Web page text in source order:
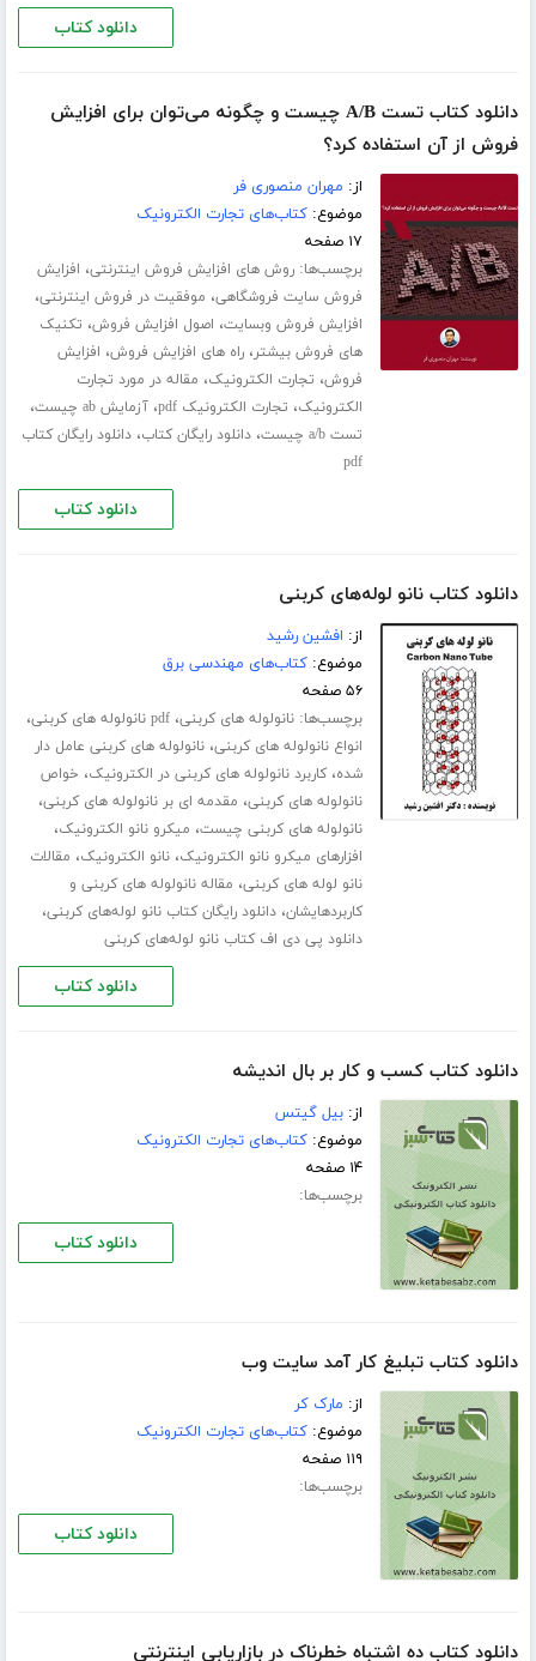
دانلود کتاب
دانلود کتاب تست A/B چیست و چگونه می‌توان برای افزایش
فروش از آن استفاده کرد؟
از: مهران منصوری فر
موضوع:کتاب‌های تجارت الکترونیک
۱۷ صفحه
برچسب‌ها:روش های افزایش فروش اینترنتی، افزایش
فروش سایت فروشگاهی، موفقیت در فروش اینترنتی،
افزایش فروش وبسایت، اصول افزایش فروش، تکنیک
های فروش بیشتر،راه های افزایش فروش، افزایش
فروش، تجارت الکترونیک، مقاله در مورد تجارت
الکترونیک، تجارت الکترونیک pdf ،آزمایش ab چیست ،
تست a/b چیست ،دانلود رایگان کتاب،دانلود رایگان کتاب
pdf
دانلود کتاب
دانلود کتاب نانو لوله‌های کربنی
از: افشین رشید
موضوع:کتاب‌های مهندسی برق
۵۶ صفحه
برچسب‌ها:نانولوله های کربنی،pdf نانولوله های کربنی ،
انواع نانولوله های کربنی،نانولوله های کربنی عامل دار
شده،کاربرد نانولوله های کربنی در الکترونیک، خواص
نانولوله های کربنی، مقدمه ای بر نانولوله های کربنی،
نانولوله های کربنی چیست، میکرو نانو الکترونیک،
افزارهای میکرو نانو الکترونیک،نانو الکترونیک، مقالات
نانو لوله های کربنی، مقاله نانولوله های کربنی و
کاربردهایشان،دانلود رایگان کتاب نانو لوله‌های کربنی،
دانلود پی دی اف کتاب نانو لوله‌های کربنی
دانلود کتاب
دانلود کتاب کسب و کار بر بال اندیشه
از:بیل گیتس
موضوع:کتاب‌های تجارت الکترونیک
۱۴ صفحه
برچسب‌ها:
دانلود کتاب
دانلود کتاب تبلیغ کار آمد سایت وب
از: مارک کر
موضوع:کتاب‌های تجارت الکترونیک
۱۱۹ صفحه
برچسب‌ها:
دانلود کتاب
دانلود کتاب ده اشتباه خطرناک در بازاریابی اینترنتی